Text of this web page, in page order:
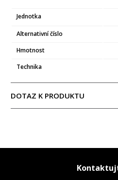
Jednotka
Alternativní číslo
Hmotnost
Technika
DOTAZ K PRODUKTU